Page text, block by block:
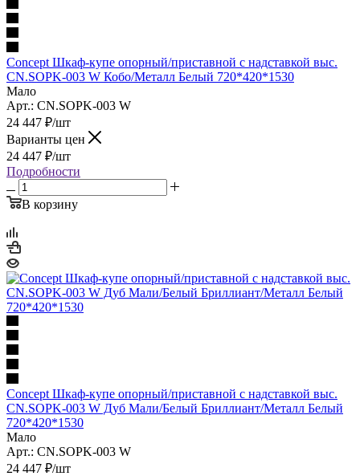
Concept Шкаф-купе опорный/приставной с надставкой выс.
CN.SOPK-003 W Кобо/Металл Белый 720*420*1530
Мало
Арт.: CN.SOPK-003 W
24 447 ₽/шт
Варианты цен
24 447 ₽/шт
Подробности
В корзину
Concept Шкаф-купе опорный/приставной с надставкой выс.
CN.SOPK-003 W Дуб Мали/Белый Бриллиант/Металл Белый
720*420*1530
Мало
Арт.: CN.SOPK-003 W
24 447 ₽/шт